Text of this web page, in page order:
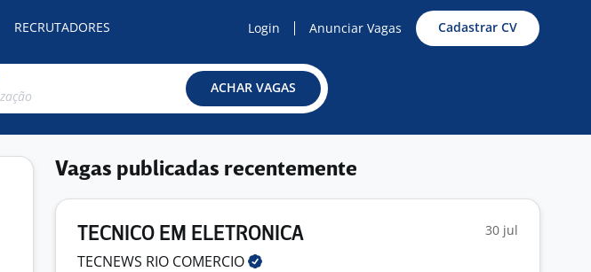
RECRUTADORES Login Anunciar Vagas Cadastrar CV
ACHAR VAGAS
Vagas publicadas recentemente
TECNICO EM ELETRONICA 30 jul
TECNEWS RIO COMERCIO